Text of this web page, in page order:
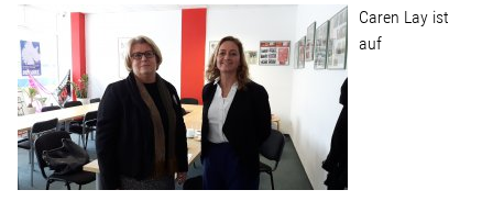
Wohnopoly
Das Buch
Leseprobe
Caren Lay ist
auf